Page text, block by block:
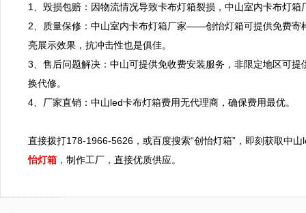
1、毁损包赔：因物流情况导致卡布灯箱裂损，中山室内卡布灯
2、质量保修：中山室内卡布灯箱厂家——创怡灯箱可提供免费寄
亮展示效果，抗冲击性也是俱佳。
3、售后问题解决：中山可提供免收费安装服务，非限定地区可
换代修。
4、厂家直销：中山led卡布灯箱费用无代理商，确保费用最优。
直接拨打178-1966-5626，或百度搜索“创怡灯箱”，即刻获取
怡灯箱 ，制作工厂，直接优质供应。